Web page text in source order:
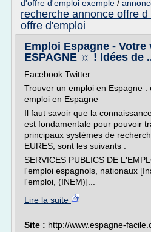
d'offre d'emploi exemple /
recherche annonce offre d
offre d'emploi
Emploi Espagne - Votre
ESPAGNE ☼ ! Idées de
Facebook Twitter
Trouver un emploi en Espagne
emploi en Espagne
Il faut savoir que la
est fondamentale pour pouvoir
principaux systèmes de
EURES, sont les suivants :
SERVICES PUBLICS DE
l'emploi espagnols, nationaux
l'emploi, (INEM)]...
Lire la suite
Site : http://www.espagne-